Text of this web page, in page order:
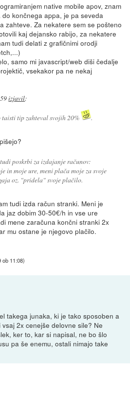
native mobile apov, znam
končnega appa, je pa seveda
zahteve. Za nekatere sem se pošteno
kaj dejansko rabijo, za nekatere
tudi delati z grafičnimi orodji
samo mi javascript/web diši čedalje
vsekakor pa ne nekaj
izjavil:
taisti tip zahteval svojih 20% .
poskrbi za izdajanje računov:
in moje ure, meni plača moje za svoje
oz. "pridela" svoje plačilo.
tudi izda račun stranki. Meni je
jaz dobim 30-50€/h in vse ure
mene zaračuna končni stranki 2x
mu ostane je njegovo plačilo.
ob 11:08)
takega junaka, ki je tako sposoben a
2x cenejše delovne sile? Ne
ker to, kar si napisal, ne bo šlo
pa še enemu, ostali nimajo take